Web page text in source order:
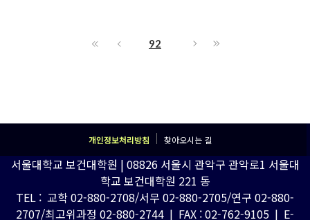
92
개인정보처리방침 찾아오시는 길
서울대학교 보건대학원 | 08826 서울시 관악구 관악로1 서울대
학교 보건대학원 221 동
TEL : 교학 02-880-2708/서무 02-880-2705/연구 02-880-
2707/최고위과정 02-880-2744 | FAX : 02-762-9105 | E-